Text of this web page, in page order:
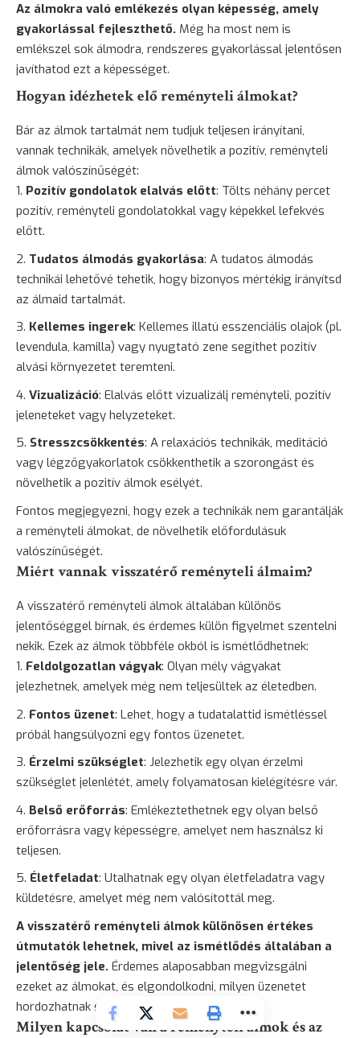
Az álmokra való emlékezés olyan képesség, amely
gyakorlással fejleszthető. Még ha most nem is
emlékszel sok álmodra, rendszeres gyakorlással jelentősen
javíthatod ezt a képességet.
Hogyan idézhetek elő reményteli álmokat?
Bár az álmok tartalmát nem tudjuk teljesen irányítani,
vannak technikák, amelyek növelhetik a pozitív, reményteli
álmok valószínűségét:
Pozitív gondolatok elalvás előtt: Tölts néhány percet
pozitív, reményteli gondolatokkal vagy képekkel lefekvés
előtt.
Tudatos álmodás gyakorlása: A tudatos álmodás
technikái lehetővé tehetik, hogy bizonyos mértékig irányítsd
az álmaid tartalmát.
Kellemes ingerek: Kellemes illatú esszenciális olajok (pl.
levendula, kamilla) vagy nyugtató zene segíthet pozitív
alvási környezetet teremteni.
Vizualizáció: Elalvás előtt vizualizálj reményteli, pozitív
jeleneteket vagy helyzeteket.
Stresszcsökkentés: A relaxációs technikák, meditáció
vagy légzőgyakorlatok csökkenthetik a szorongást és
növelhetik a pozitív álmok esélyét.
Fontos megjegyezni, hogy ezek a technikák nem garantálják
a reményteli álmokat, de növelhetik előfordulásuk
valószínűségét.
Miért vannak visszatérő reményteli álmaim?
A visszatérő reményteli álmok általában különös
jelentőséggel bírnak, és érdemes külön figyelmet szentelni
nekik. Ezek az álmok többféle okból is ismétlődhetnek:
Feldolgozatlan vágyak: Olyan mély vágyakat
jelezhetnek, amelyek még nem teljesültek az életedben.
Fontos üzenet: Lehet, hogy a tudatalattid ismétléssel
próbál hangsúlyozni egy fontos üzenetet.
Érzelmi szükséglet: Jelezhetik egy olyan érzelmi
szükséglet jelenlétét, amely folyamatosan kielégítésre vár.
Belső erőforrás: Emlékeztethetnek egy olyan belső
erőforrásra vagy képességre, amelyet nem használsz ki
teljesen.
Életfeladat: Utalhatnak egy olyan életfeladatra vagy
küldetésre, amelyet még nem valósítottál meg.
A visszatérő reményteli álmok különösen értékes
útmutatók lehetnek, mivel az ismétlődés általában a
jelentőség jele. Érdemes alaposabban megvizsgálni
ezeket az álmokat, és elgondolkodni, milyen üzenetet
hordozhatnak számodra.
Milyen kapcsolat van a reményteli álmok és az